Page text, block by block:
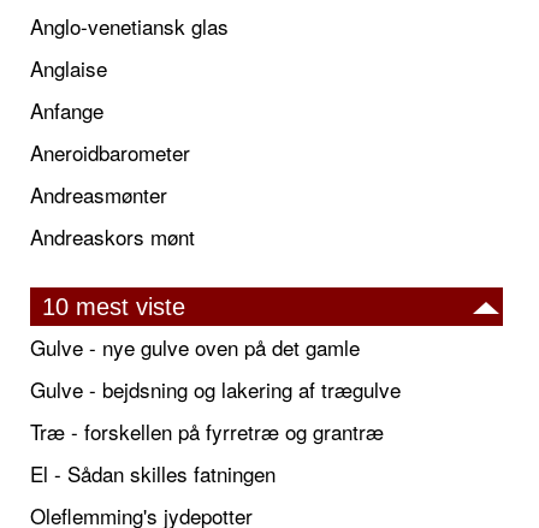
Anglo-venetiansk glas
Anglaise
Anfange
Aneroidbarometer
Andreasmønter
Andreaskors mønt
10 mest viste
Gulve - nye gulve oven på det gamle
Gulve - bejdsning og lakering af trægulve
Træ - forskellen på fyrretræ og grantræ
El - Sådan skilles fatningen
Oleflemming's jydepotter